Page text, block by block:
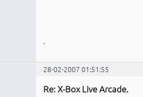
.
28-02-2007 01:51:55
Re: X-Box Live Arcade.